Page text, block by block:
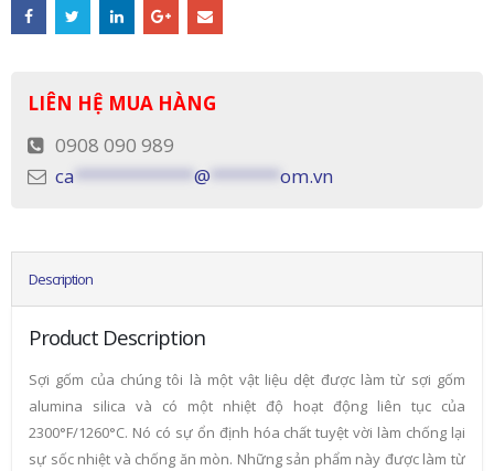
LIÊN HỆ MUA HÀNG
0908 090 989
ca
@ om.vn
Description
Product Description
Sợi gốm của chúng tôi là một vật liệu dệt được làm từ sợi gốm
alumina silica và có một nhiệt độ hoạt động liên tục của
2300°F/1260°C. Nó có sự ổn định hóa chất tuyệt vời làm chống lại
sự sốc nhiệt và chống ăn mòn. Những sản phẩm này được làm từ